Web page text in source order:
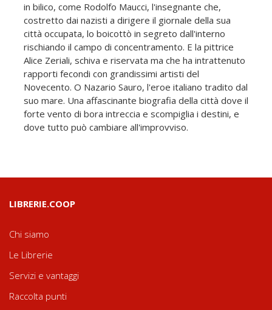
in bilico, come Rodolfo Maucci, l'insegnante che,
costretto dai nazisti a dirigere il giornale della sua
città occupata, lo boicottò in segreto dall'interno
rischiando il campo di concentramento. E la pittrice
Alice Zeriali, schiva e riservata ma che ha intrattenuto
rapporti fecondi con grandissimi artisti del
Novecento. O Nazario Sauro, l'eroe italiano tradito dal
suo mare. Una affascinante biografia della città dove il
forte vento di bora intreccia e scompiglia i destini, e
dove tutto può cambiare all'improvviso.
LIBRERIE.COOP
Chi siamo
Le Librerie
Servizi e vantaggi
Raccolta punti